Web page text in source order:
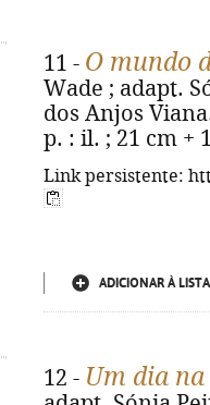
11 - O mundo
Wade ; adapt.
dos Anjos
p. : il. ; 21 cm +
Link persistente:
ADICIONAR À LISTA
12 - Um dia